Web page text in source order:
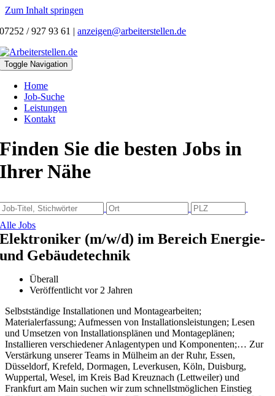
Zum Inhalt springen
07252 / 927 93 61 |anzeigen@arbeiterstellen.de
Toggle Navigation
Home
Job-Suche
Leistungen
Kontakt
Finden Sie die besten Jobs in
Ihrer Nähe
Alle Jobs
Elektroniker (m/w/d) im Bereich Energie-
und Gebäudetechnik
Überall
Veröffentlicht vor 2 Jahren
Selbstständige Installationen und Montagearbeiten;
Materialerfassung; Aufmessen von Installationsleistungen; Lesen
und Umsetzen von Installationsplänen und Montageplänen;
Installieren verschiedener Anlagentypen und Komponenten;… Zur
Verstärkung unserer Teams in Mülheim an der Ruhr, Essen,
Düsseldorf, Krefeld, Dormagen, Leverkusen, Köln, Duisburg,
Wuppertal, Wesel, im Kreis Bad Kreuznach (Lettweiler) und
Frankfurt am Main suchen wir zum schnellstmöglichen Einstieg